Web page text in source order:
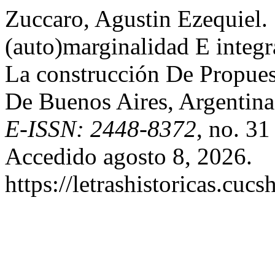
Zuccaro, Agustin
(auto)marginalidad E
La construcción De
De Buenos Aires,
E-ISSN: 2448-8372, no.
Accedido agosto 8, 2026.
https://